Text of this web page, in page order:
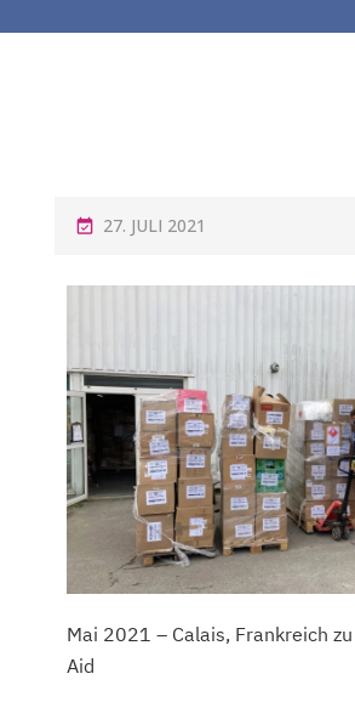
27. JULI 2021
Mai 2021 – Calais, Frankreich
Aid